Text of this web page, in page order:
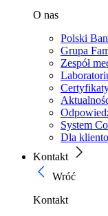
O nas
Polski
Grupa
Zespół
System
Dla
Kontakt
Wróć
Kontakt